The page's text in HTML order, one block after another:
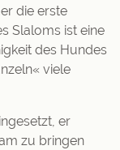
die erste
Slaloms ist eine
des Hundes
viele
er
zu bringen